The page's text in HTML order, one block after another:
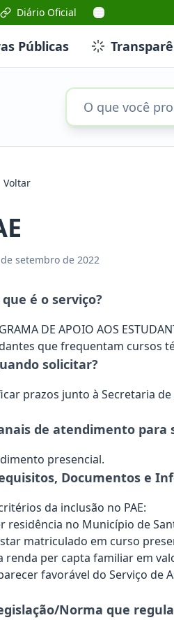
Diário Oficial
Públicas
Voltar
setembro de 2022
que é o serviço?
DE APOIO AOS
que frequentam cursos
solicitar?
prazos junto à Secretaria de
de atendimento para
presencial.
Documentos e
da inclusão no PAE:
residência no Município de
matriculado em curso
renda per capta familiar em
favorável do Serviço de
Norma que